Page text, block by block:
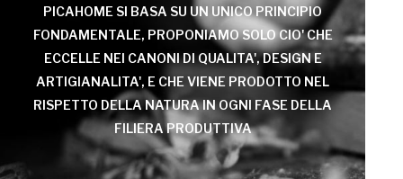
PICAHOME SI BASA SU UN UNICO PRINCIPIO
FONDAMENTALE, PROPONIAMO SOLO CIO' CHE
ECCELLE NEI CANONI DI QUALITA', DESIGN E
ARTIGIANALITA', E CHE VIENE PRODOTTO NEL
RISPETTO DELLA NATURA IN OGNI FASE DELLA
FILIERA PRODUTTIVA